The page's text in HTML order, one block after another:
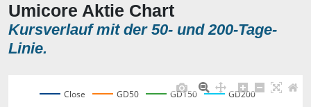
Umicore Aktie Chart
Kursverlauf mit der 50- und 200-Tage-
Linie.
Close GD50 GD150 GD200